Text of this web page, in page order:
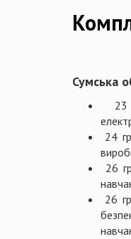
Сумська
23
24
26
26